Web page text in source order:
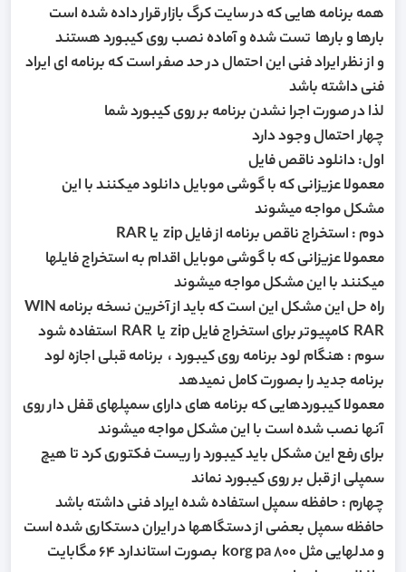
همه برنامه هایی که در سایت کرگ بازار قرار داده شده است
بارها و بارها تست شده و آماده نصب روی کیبورد هستند
و از نظر ایراد فنی این احتمال در حد صفر است که برنامه ای ایراد
فنی داشته باشد
لذا در صورت اجرا نشدن برنامه بر روی کیبورد شما
چهار احتمال وجود دارد
اول: دانلود ناقص فایل
معمولا عزیزانی که با گوشی موبایل دانلود میکنند با این
مشکل مواجه میشوند
دوم : استخراج ناقص برنامه از فایل zip یا RAR
معمولا عزیزانی که با گوشی موبایل اقدام به استخراج فایلها
میکنند با این مشکل مواجه میشوند
راه حل این مشکل این است که باید از آخرین نسخه برنامه WIN
RAR کامپیوتر برای استخراج فایل zip یا RAR استفاده شود
سوم : هنگام لود برنامه روی کیبورد ، برنامه قبلی اجازه لود
برنامه جدید را بصورت کامل نمیدهد
معمولا کیبوردهایی که برنامه های دارای سمپلهای قفل دار روی
آنها نصب شده است با این مشکل مواجه میشوند
برای رفع این مشکل باید کیبورد را ریست فکتوری کرد تا هیچ
سمپلی از قبل بر روی کیبورد نماند
چهارم : حافظه سمپل استفاده شده ایراد فنی داشته باشد
حافظه سمپل بعضی از دستگاهها در ایران دستکاری شده است
و مدلهایی مثل korg pa 800 بصورت استاندارد 64 مگابایت